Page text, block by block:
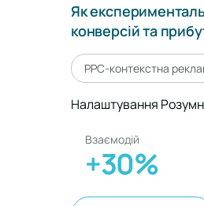
Як
конверсій та
PPC-контекстна
Налаштування
Взаємодій
+30%